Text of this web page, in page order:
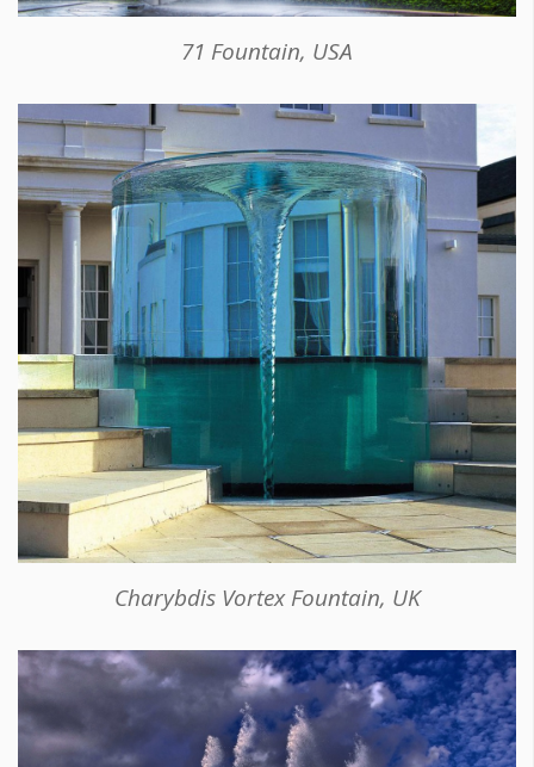
71 Fountain, USA
Charybdis Vortex Fountain, UK